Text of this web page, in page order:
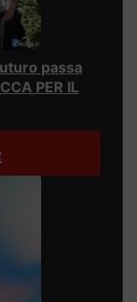
passa
PER IL